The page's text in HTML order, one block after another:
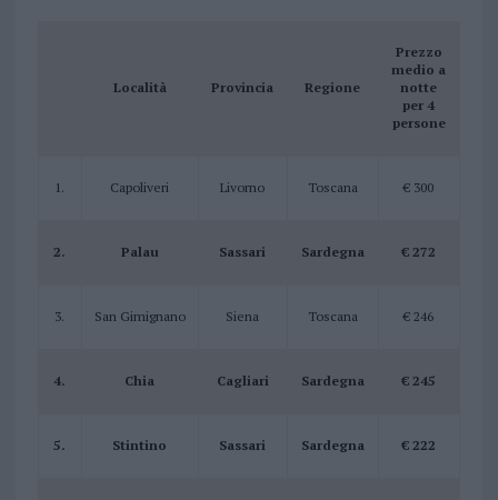
Località Provincia Regione
Prezzo
medio a
notte
per 4
persone
1. Capoliveri Livorno Toscana € 300
2. Palau Sassari Sardegna € 272
3. San Gimignano Siena Toscana € 246
4. Chia Cagliari Sardegna € 245
5. Stintino Sassari Sardegna € 222